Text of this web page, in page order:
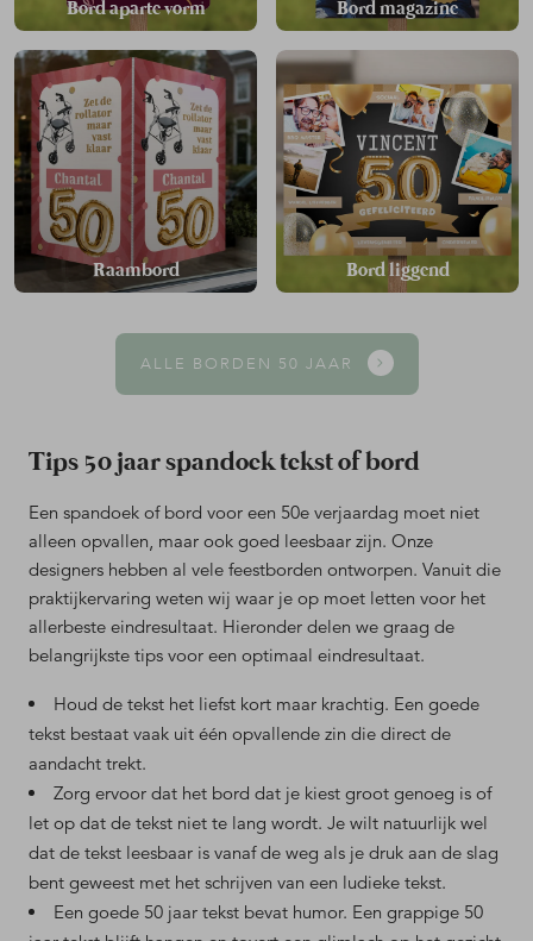
Bord aparte vorm Bord magazine
Raambord Bord liggend
ALLE BORDEN 50 JAAR
Tips 50 jaar spandoek tekst of bord
Een spandoek of bord voor een 50e verjaardag moet niet
alleen opvallen, maar ook goed leesbaar zijn. Onze
designers hebben al vele feestborden ontworpen. Vanuit die
praktijkervaring weten wij waar je op moet letten voor het
allerbeste eindresultaat. Hieronder delen we graag de
belangrijkste tips voor een optimaal eindresultaat.
Houd de tekst het liefst kort maar krachtig. Een goede
tekst bestaat vaak uit één opvallende zin die direct de
aandacht trekt.
Zorg ervoor dat het bord dat je kiest groot genoeg is of
let op dat de tekst niet te lang wordt. Je wilt natuurlijk wel
dat de tekst leesbaar is vanaf de weg als je druk aan de slag
bent geweest met het schrijven van een ludieke tekst.
Een goede 50 jaar tekst bevat humor. Een grappige 50